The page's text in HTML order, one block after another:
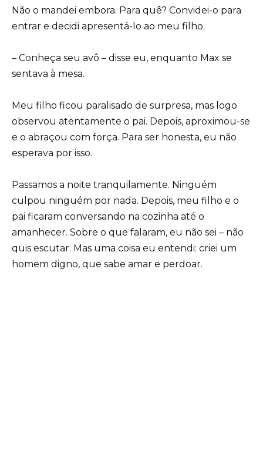
Não o mandei embora. Para quê? Convidei-o para
entrar e decidi apresentá-lo ao meu filho.
– Conheça seu avô – disse eu, enquanto Max se
sentava à mesa.
Meu filho ficou paralisado de surpresa, mas logo
observou atentamente o pai. Depois, aproximou-se
e o abraçou com força. Para ser honesta, eu não
esperava por isso.
Passamos a noite tranquilamente. Ninguém
culpou ninguém por nada. Depois, meu filho e o
pai ficaram conversando na cozinha até o
amanhecer. Sobre o que falaram, eu não sei – não
quis escutar. Mas uma coisa eu entendi: criei um
homem digno, que sabe amar e perdoar.